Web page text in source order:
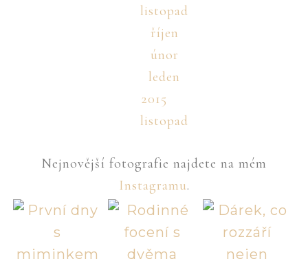
listopad
říjen
únor
leden
2015
listopad
Nejnovější fotografie najdete na mém
Instagramu.